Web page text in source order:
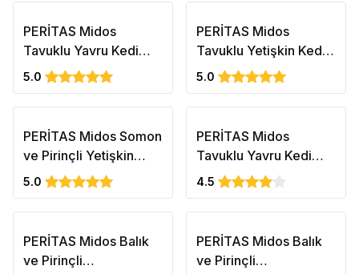
PERİTAS Midos
Tavuklu Yavru Kedi
Maması - Sağlıklı
Büyüme 15kg
5.0
PERİTAS Midos
Tavuklu Yetişkin Kedi
Maması Maintenance -
15kg
5.0
PERİTAS Midos Somon
ve Pirinçli Yetişkin
Kedi Maması Sensitive
2kg
5.0
PERİTAS Midos
Tavuklu Yavru Kedi
Maması - Sağlıklı
Büyüme 2 kg
4.5
PERİTAS Midos Balık
ve Pirinçli
PERİTAS Midos Balık
ve Pirinçli